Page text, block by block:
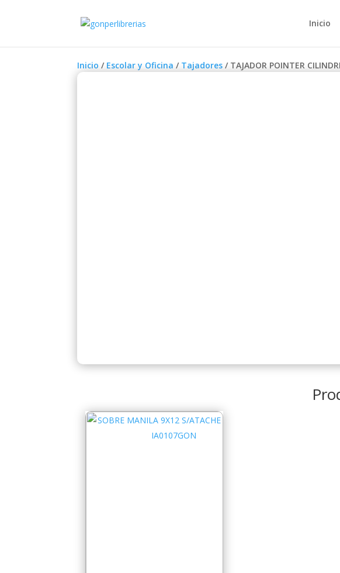
Inicio
Inicio / Escolar y Oficina / Tajadores / TAJADOR POINTER